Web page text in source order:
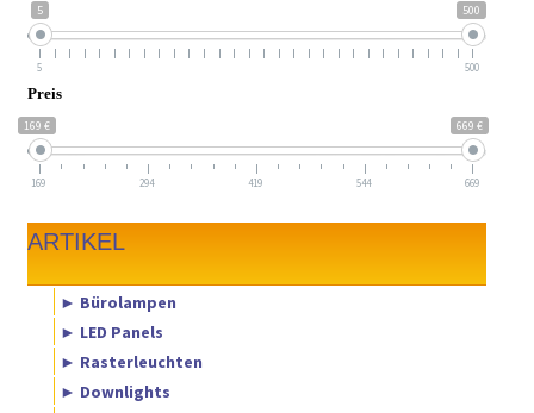
5 500
5 500
Preis
169 € 669 €
169 294 419 544 669
ARTIKEL
► Bürolampen
► LED Panels
► Rasterleuchten
► Downlights